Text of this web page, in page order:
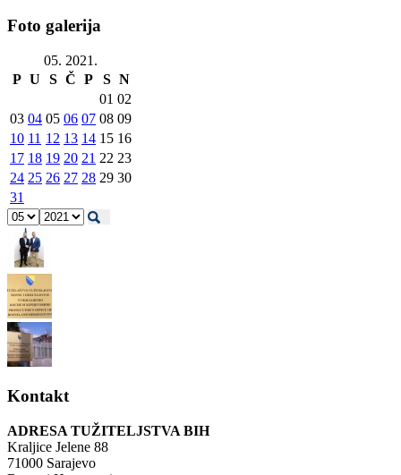
Foto galerija
05. 2021.
P U S Č P S N
01 02
03 04 05 06 07 08 09
10 11 12 13 14 15 16
17 18 19 20 21 22 23
24 25 26 27 28 29 30
31
Kontakt
ADRESA TUŽITELJSTVA BIH
Kraljice Jelene 88
71000 Sarajevo